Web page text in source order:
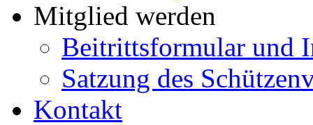
Mitglied werden
Beitrittsformular und
Satzung des
Kontakt